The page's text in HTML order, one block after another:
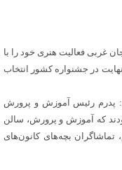
آذربایجان غربی فعالیت هنری خود را با
در جشنواره کشور انتخاب
پدرم رئیس آموزش و پرورش
که آموزش و پرورش‌، سالن
می‌ کردیم، تماشاگران‌ بچه‌های کانون‌های